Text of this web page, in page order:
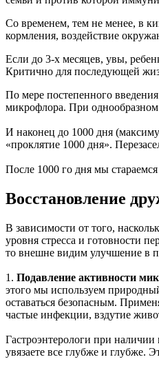
Со временем, тем не менее, в
кормления, воздействие
Если до 3-х месяцев, увы,
Критично для последующей
По мере постепенного
микрофлора. При
И наконец до 1000 дня
«проклятие 1000 дня».
После 1000 го дня мы
Восстановление
В зависимости от того,
уровня стресса и готовности
то внешне видим улучшение в
1. Подавление активности
этого мы используем
оставаться безопасным.
частые инфекции, вздутие
Гастроэнтерологи при
увязаете все глубже и глубже.